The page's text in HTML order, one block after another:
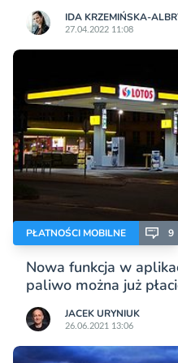
IDA KRZEMIŃSKA-
27.04.2022 11:08
PŁATNOŚCI MOBILNE 9
Nowa funkcja w
paliwo można już
JACEK URYNIUK
26.06.2021 13:06